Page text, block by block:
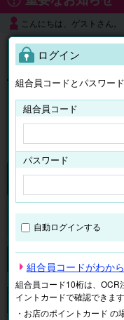
こんにちは、ゲストさん。
よくある質問
チケット
申し訳ございません。 現
ログイン
組合員コードとパスワー
組合員コード
パスワード
自動ログインする
組合員コードがわか
組合員コード10桁は、OCR
イントカードで確認できます
・お店のポイントカード の